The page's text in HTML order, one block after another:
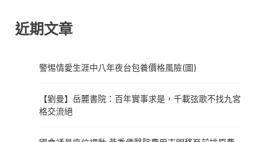
近期文章
警惕情愛生涯中八年夜台包養價格風險(圖)
【劉曼】岳麓書院：百年實事求是，千載弦歌不找九宮
格交流絕